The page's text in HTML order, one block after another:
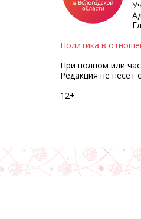
Политика в
При полном или
Редакция не
12+